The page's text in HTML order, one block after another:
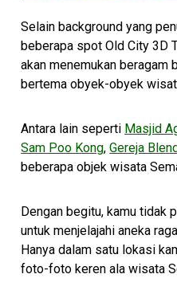
Selain background yang
beberapa spot Old City 3D
akan menemukan beragam
bertema obyek-obyek
Antara lain seperti Masjid
Sam Poo Kong,Gereja
beberapa objek wisata
Dengan begitu, kamu tidak
untuk menjelajahi aneka
Hanya dalam satu lokasi
foto-foto keren ala wisata